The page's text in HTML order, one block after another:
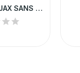
DETECTEUR AJAX SANS FIL ANTI-ANIMAUX